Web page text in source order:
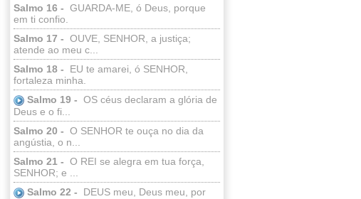
Salmo 16 - GUARDA-ME, ó Deus, porque
em ti confio.
Salmo 17 - OUVE, SENHOR, a justiça;
atende ao meu c...
Salmo 18 -
EU te amarei, ó SENHOR,
fortaleza minha.
Salmo 19 - OS céus declaram a glória de
Deus e o fi...
Salmo 20 - O SENHOR te ouça no dia da
angústia, o n...
Salmo 21 - O REI se alegra em tua força,
SENHOR; e ...
Salmo 22 -
DEUS meu, Deus meu, por